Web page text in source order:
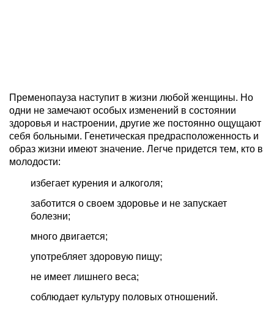
Пременопауза наступит в жизни любой женщины. Но
одни не замечают особых изменений в состоянии
здоровья и настроении, другие же постоянно ощущают
себя больными. Генетическая предрасположенность и
образ жизни имеют значение. Легче придется тем, кто в
молодости:
избегает курения и алкоголя;
заботится о своем здоровье и не запускает
болезни;
много двигается;
употребляет здоровую пищу;
не имеет лишнего веса;
соблюдает культуру половых отношений.